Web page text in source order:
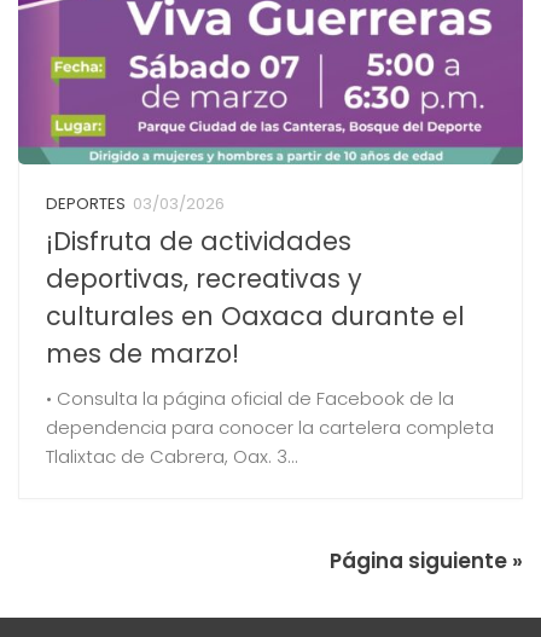
DEPORTES 03/03/2026
¡Disfruta de actividades
deportivas, recreativas y
culturales en Oaxaca durante el
mes de marzo!
• Consulta la página oficial de Facebook de la
dependencia para conocer la cartelera completa
Tlalixtac de Cabrera, Oax. 3...
Página siguiente »